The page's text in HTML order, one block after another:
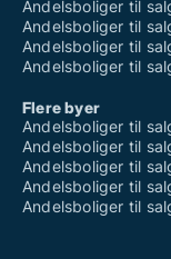
Andelsboliger til
Andelsboliger til
Andelsboliger til
Andelsboliger til
Flere byer
Andelsboliger til
Andelsboliger til
Andelsboliger til
Andelsboliger til
Andelsboliger til